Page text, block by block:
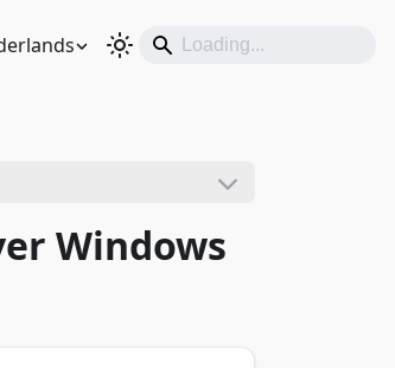
Windows